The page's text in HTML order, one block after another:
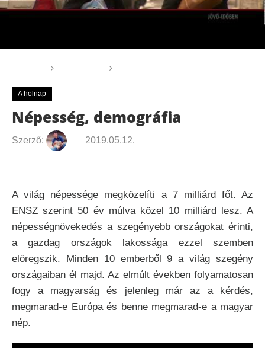
A holnap
Népesség, demográfia
Szerző: 2019.05.12.
A világ népessége megközelíti a 7 milliárd főt. Az
ENSZ szerint 50 év múlva közel 10 milliárd lesz. A
népességnövekedés a szegényebb országokat érinti,
a gazdag országok lakossága ezzel szemben
elöregszik. Minden 10 emberből 9 a világ szegény
országaiban él majd. Az elmúlt években folyamatosan
fogy a magyarság és jelenleg már az a kérdés,
megmarad-e Európa és benne megmarad-e a magyar
nép.